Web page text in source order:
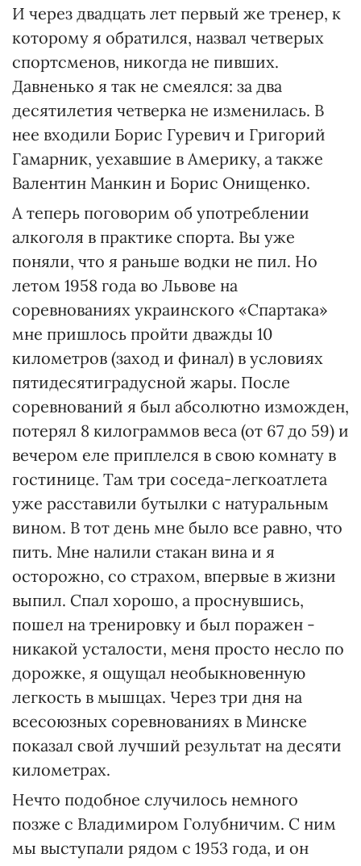
И через двадцать лет первый же тренер, к
которому я обратился, назвал четверых
спортсменов, никогда не пивших.
Давненько я так не смеялся: за два
десятилетия четверка не изменилась. В
нее входили Борис Гуревич и Григорий
Гамарник, уехавшие в Америку, а также
Валентин Манкин и Борис Онищенко.
А теперь поговорим об употреблении
алкоголя в практике спорта. Вы уже
поняли, что я раньше водки не пил. Но
летом 1958 года во Львове на
соревнованиях украинского «Спартака»
мне пришлось пройти дважды 10
километров (заход и финал) в условиях
пятидесятиградусной жары. После
соревнований я был абсолютно изможден,
потерял 8 килограммов веса (от 67 до 59) и
вечером еле приплелся в свою комнату в
гостинице. Там три соседа-легкоатлета
уже расставили бутылки с натуральным
вином. В тот день мне было все равно, что
пить. Мне налили стакан вина и я
осторожно, со страхом, впервые в жизни
выпил. Спал хорошо, а проснувшись,
пошел на тренировку и был поражен -
никакой усталости, меня просто несло по
дорожке, я ощущал необыкновенную
легкость в мышцах. Через три дня на
всесоюзных соревнованиях в Минске
показал свой лучший результат на десяти
километрах.
Нечто подобное случилось немного
позже с Владимиром Голубничим. С ним
мы выступали рядом с 1953 года, и он